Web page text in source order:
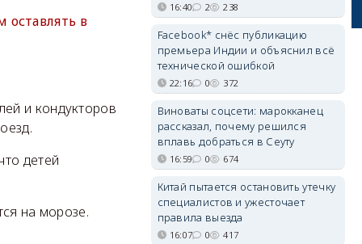
в
и кондукторов
детей
на морозе.
16:40 2 238
Facebook* снёс публикацию
премьера Индии и объяснил всё
технической ошибкой
22:16 0 372
Виноваты соцсети: марокканец
рассказал, почему решился
вплавь добраться в Сеуту
16:59 0 674
Китай пытается остановить утечку
специалистов и ужесточает
правила выезда
16:07 0 417